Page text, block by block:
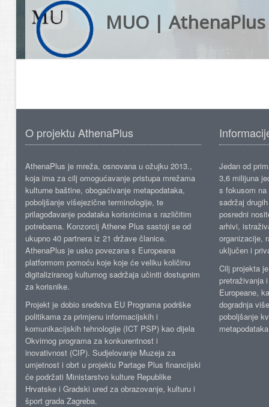
MUO | AthenaPlus
O projektu AthenaPlus
AthenaPlus je mreža, osnovana u ožujku 2013.,
koja ima za cilj omogućavanje pristupa mrežama
kulturne baštine, obogaćivanje metapodataka,
poboljšanje višejezične terminologije, te
prilagođavanje podataka korisnicima s različitim
potrebama. Konzorcij Athene Plus sastoji se od
ukupno 40 partnera iz 21 države članice.
AthenaPlus je usko povezana s Europeana
platformom pomoću koje koje će veliku količinu
digitaliziranog kulturnog sadržaja učiniti dostupnim
za korisnike.
Projekt je dobio sredstva EU Programa podrške
politikama za primjenu informacijskih i
komunikacijskih tehnologije (ICT PSP) kao dijela
Okvirnog programa za konkurentnost i
inovativnost (CIP). Sudjelovanje Muzeja za
umjetnost i obrt u projektu Partage Plus financijski
će podržati Ministarstvo kulture Republike
Hrvatske i Gradski ured za obrazovanje, kulturu i
šport grada Zagreba.
Jedan od
3,6 milijuna
s fokusom
sadržaj
posredni
arhivi,
organizacije,
uključen i
Cilj projekta
pretraživanja
Europeane,
dogradnja
poboljšanje